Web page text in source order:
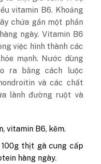
vitamin B6. Khoảng
chứa gần một phần
ngày. Vitamin B6
việc hình thành các
mạnh. Nước dùng
ra bằng cách luộc
và các chất
lành đường ruột và
vitamin B6, kẽm.
thịt gà cung cấp
hàng ngày.